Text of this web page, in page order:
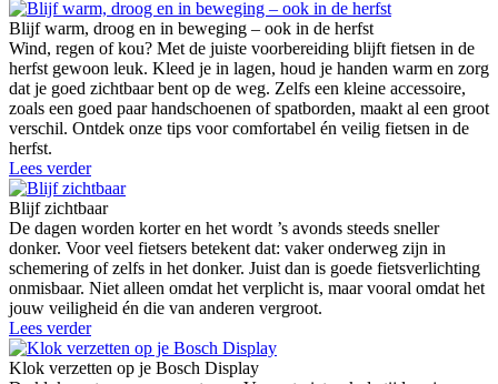
Blijf warm, droog en in beweging – ook in de herfst
Wind, regen of kou? Met de juiste voorbereiding blijft fietsen in de
herfst gewoon leuk. Kleed je in lagen, houd je handen warm en zorg
dat je goed zichtbaar bent op de weg. Zelfs een kleine accessoire,
zoals een goed paar handschoenen of spatborden, maakt al een groot
verschil. Ontdek onze tips voor comfortabel én veilig fietsen in de
herfst.
Lees verder
Blijf zichtbaar
De dagen worden korter en het wordt ’s avonds steeds sneller
donker. Voor veel fietsers betekent dat: vaker onderweg zijn in
schemering of zelfs in het donker. Juist dan is goede fietsverlichting
onmisbaar. Niet alleen omdat het verplicht is, maar vooral omdat het
jouw veiligheid én die van anderen vergroot.
Lees verder
Klok verzetten op je Bosch Display